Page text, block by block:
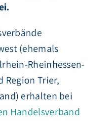
(ehemals
Rheinhessen-
Region Trier,
erhalten bei
Handelsverband